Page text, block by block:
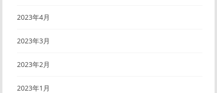
2023年4月
2023年3月
2023年2月
2023年1月